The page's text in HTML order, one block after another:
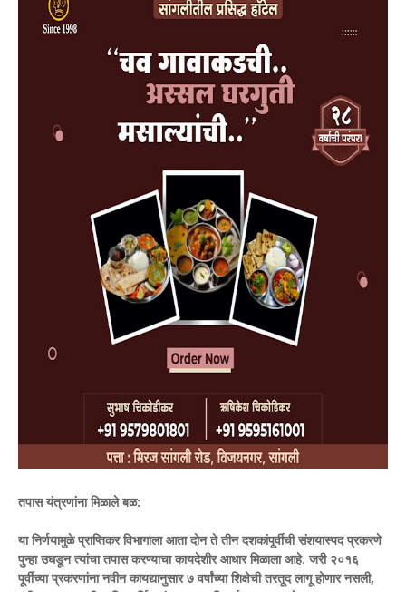
​तपास यंत्रणांना मिळाले बळ:
या निर्णयामुळे प्राप्तिकर विभागाला आता दोन ते तीन दशकांपूर्वीची संशयास्पद प्रकरणे
पुन्हा उघडून त्यांचा तपास करण्याचा कायदेशीर आधार मिळाला आहे. जरी २०१६
पूर्वीच्या प्रकरणांना नवीन कायद्यानुसार ७ वर्षांच्या शिक्षेची तरतूद लागू होणार नसली,